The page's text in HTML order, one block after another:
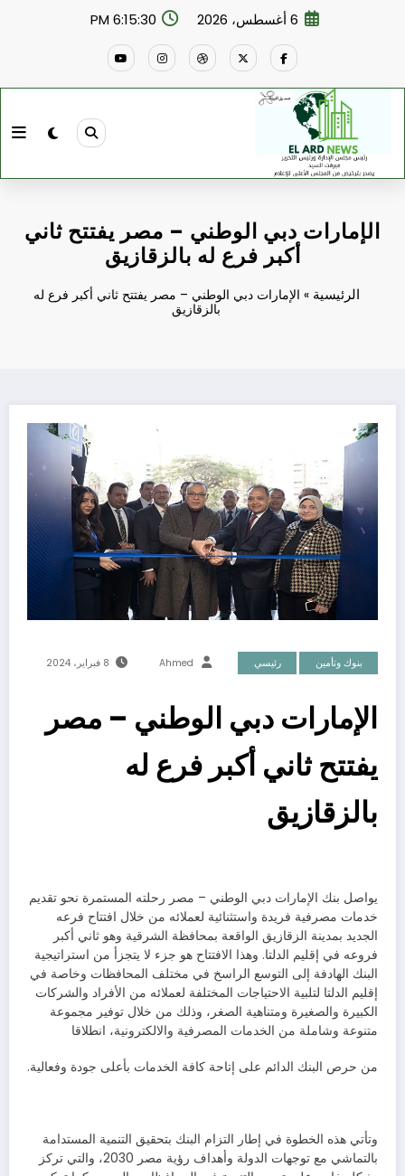
6 أغسطس، 2026 6:15:31 PM
الإمارات دبي الوطني – مصر يفتتح ثاني
أكبر فرع له بالزقازيق
الرئيسية » الإمارات دبي الوطني – مصر يفتتح ثاني أكبر فرع له
بالزقازيق
بنوك وتأمين رئيسي Ahmed 8 فبراير، 2024
الإمارات دبي الوطني – مصر
يفتتح ثاني أكبر فرع له
بالزقازيق
يواصل بنك الإمارات دبي الوطني – مصر رحلته المستمرة نحو تقديم
خدمات مصرفية فريدة واستثنائية لعملائه من خلال افتتاح فرعه
الجديد بمدينة الزقازيق الواقعة بمحافظة الشرقية وهو ثاني أكبر
فروعه في إقليم الدلتا. وهذا الافتتاح هو جزء لا يتجزأ من استراتيجية
البنك الهادفة إلى التوسع الراسخ في مختلف المحافظات وخاصة في
إقليم الدلتا لتلبية الاحتياجات المختلفة لعملائه من الأفراد والشركات
الكبيرة والصغيرة ومتناهية الصغر، وذلك من خلال توفير مجموعة
متنوعة وشاملة من الخدمات المصرفية والالكترونية، انطلاقا
من حرص البنك الدائم على إتاحة كافة الخدمات بأعلى جودة وفعالية.
وتأتي هذه الخطوة في إطار التزام البنك بتحقيق التنمية المستدامة
بالتماشي مع توجهات الدولة وأهداف رؤية مصر 2030، والتي تركز